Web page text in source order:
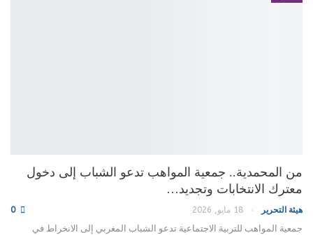
من المحمدية.. جمعية المواهب تدعو الشباب إلى دخول
معترك الانتخابات وتجديد…
هيئة التحرير 18 مايو, 2026 0
جمعية المواهب للتربية الاجتماعية تدعو الشباب المغربي إلى الانخراط في